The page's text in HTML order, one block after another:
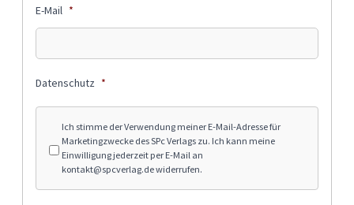
E-Mail *
Datenschutz *
Ich stimme der Verwendung meiner E-Mail-Adresse für
Marketingzwecke des SPc Verlags zu. Ich kann meine
Einwilligung jederzeit per E-Mail an
kontakt@spcverlag.dewiderrufen.